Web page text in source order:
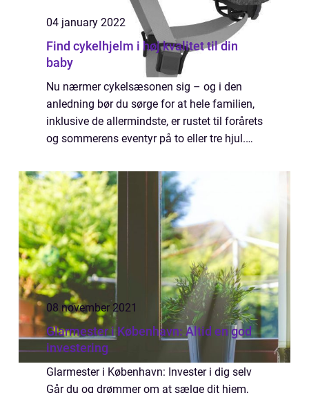
04 january 2022
Find cykelhjelm i høj kvalitet til din
baby
Nu nærmer cykelsæsonen sig – og i den
anledning bør du sørge for at hele familien,
inklusive de allermindste, er rustet til forårets
og sommerens eventyr på to eller tre hjul.
løbet af vinteren blevet forøg...
08 november 2021
Glarmester i København: Altid en god
investering
Glarmester i København: Invester i dig selv
Går du og drømmer om at sælge dit hjem,